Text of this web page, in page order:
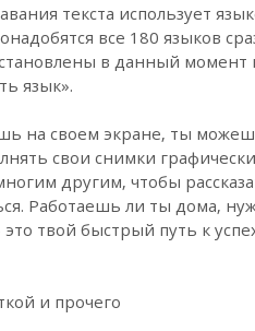
текста использует
все 180 языков
в данный момент
язык».
на своем экране, ты
свои снимки
другим, чтобы
Работаешь ли ты дома,
твой быстрый путь к
и прочего